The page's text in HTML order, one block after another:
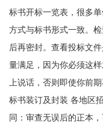
标书开标一览表，很多
方式与标书形式一致。
后再密封。查看投标文
量满足，因为你必须这
上说话，否则即使你前
标书装订及封装 各地区
同：审查无误后的正本